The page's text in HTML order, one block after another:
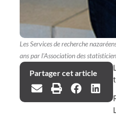
Les Services de recherche
ans par l'Association des
Partager cet article